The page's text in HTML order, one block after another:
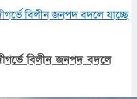
বিলীন জনপদ বদলে